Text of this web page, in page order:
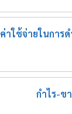
ค่าใช้จ่ายในการ
กำไร-ข